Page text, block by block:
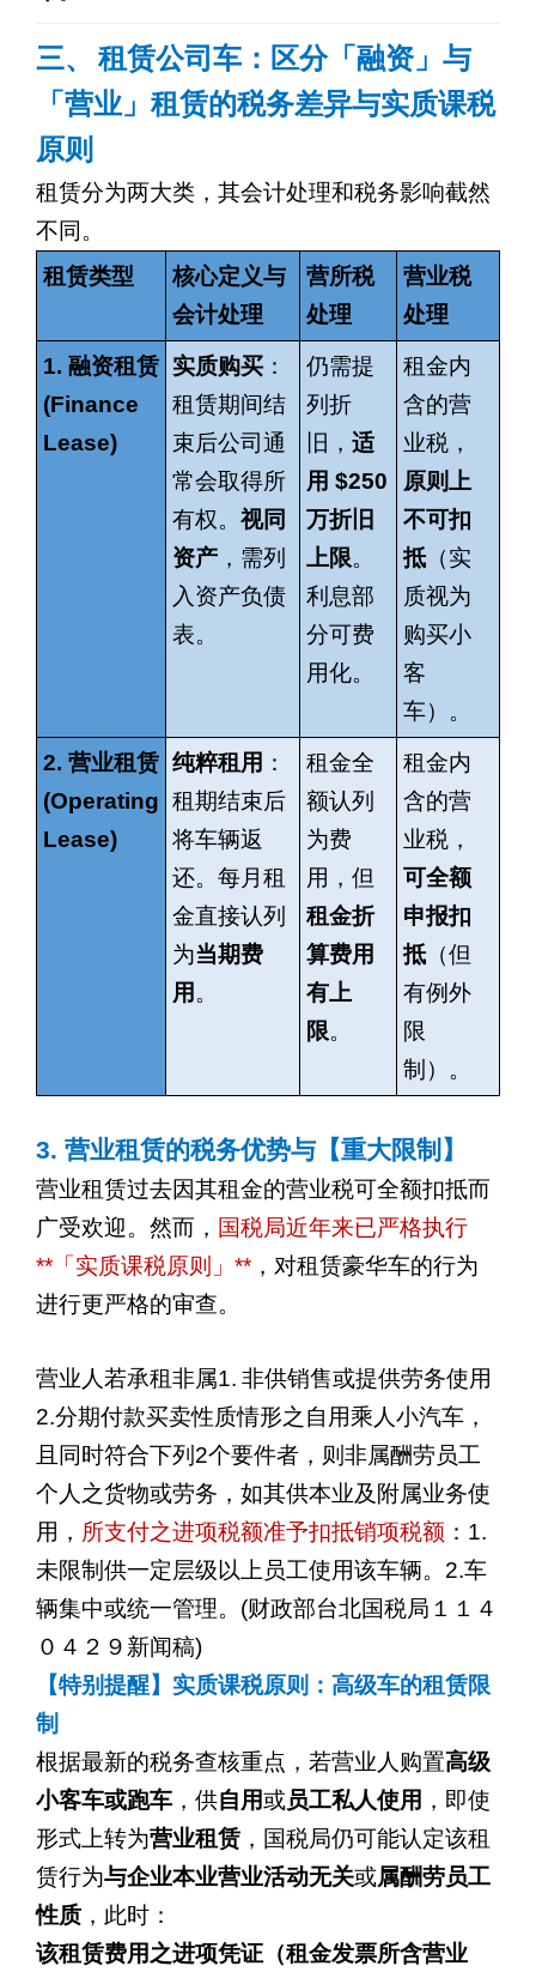
三、
租赁公司车：区分「融资」与
「营业」租赁的税务差异与实质课税
原则
租赁分为两大类，其会计处理和税务影响截然
不同。
租赁类型
核心定义与
会计处理
营所税
处理
营业税
处理
1. 融资租赁
(Finance
Lease)
实质购买 ：
租赁期间结
束后公司通
常会取得所
有权。 视同
资产 ，需列
入资产负债
表。
仍需提
列折
旧， 适
用 $250
万折旧
上限。
利息部
分可费
用化。
租金内
含的营
业税，
原则上
不可扣
抵 （实
质视为
购买小
客
车）。
2. 营业租赁
(Operating
Lease)
纯粹租用 ：
租期结束后
将车辆返
还。每月租
金直接认列
为当期费
用 。
租金全
额认列
为费
用，但
租金折
算费用
有上
限。
租金内
含的营
业税，
可全额
申报扣
抵 （但
有例外
限
制）。
3. 营业租赁的税务优势与【重大限制】
营业租赁过去因其租金的营业税可全额扣抵而
广受欢迎。然而， 国税局近年来已严格执行
** 「实质课税原则」 ** ，对租赁豪华车的行为
进行更严格的审查。
营业人若承租非属1. 非供销售或提供劳务使用
2.分期付款买卖性质情形之自用乘人小汽车，
且同时符合下列 2个要件者，则非属酬劳员工
个人之货物或劳务，如其供本业及附属业务使
用， 所支付之进项税额准予扣抵销项税额 ： 1.
未限制供一定层级以上员工使用该车辆。 2.车
辆集中或统一管理。 (财政部台北国税局１１４
０４２９新闻稿)
【特别提醒】实质课税原则：高级车的租赁限
制
根据最新的税务查核重点，若营业人购置高级
小客车或跑车 ，供自用或员工私人使用 ，即使
形式上转为营业租赁 ，国税局仍可能认定该租
赁行为与企业本业营业活动无关或属酬劳员工
性质 ，此时：
该租赁费用之进项凭证（租金发票所含营业